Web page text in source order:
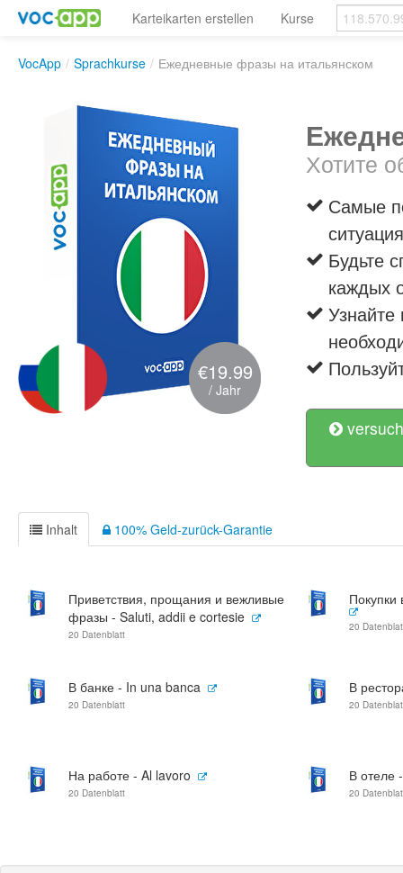
Karteikarten erstellen Kurse
VocApp / Sprachkurse / Ежедневные фразы на итальянском
€19.99
/ Jahr
Хотите
Самые
Будьте
каждых
Inhalt 100% Geld-zurück-Garantie
Приветствия, прощания и вежливые
фразы - Saluti, addii e cortesie
20 Datenblatt
Покупки
20
В банке - In una banca
20 Datenblatt
В
20
На работе - Al lavoro
20 Datenblatt
В отеле
20